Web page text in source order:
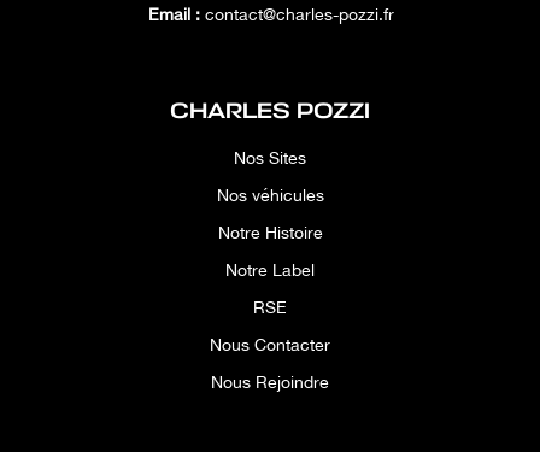
Email :contact@charles-pozzi.fr
CHARLES POZZI
Nos Sites
Nos véhicules
Notre Histoire
Notre Label
RSE
Nous Contacter
Nous Rejoindre